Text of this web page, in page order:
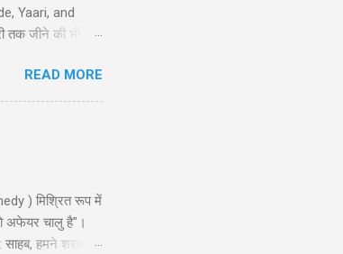
Yaari, and
तक जीने की भी
Jaat-Jat-Jatt !!
READ MORE
) मिश्रित रूप में
अफेयर चालु है"।
साहब, हमने शराब से